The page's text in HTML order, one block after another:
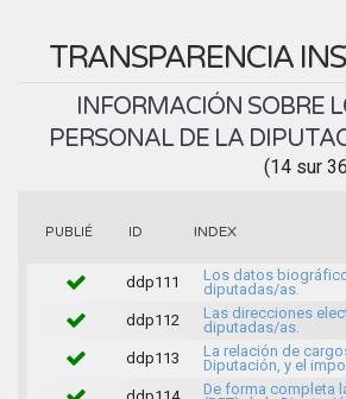
TRANSPARENCIA
INFORMACIÓN SOBRE
PERSONAL DE LA
(14 sur
PUBLIÉ ID INDEX
ddp111
Los datos
diputadas/as.
ddp112
Las direcciones
diputadas/as.
ddp113
La relación de
Diputación, y el
De forma completa